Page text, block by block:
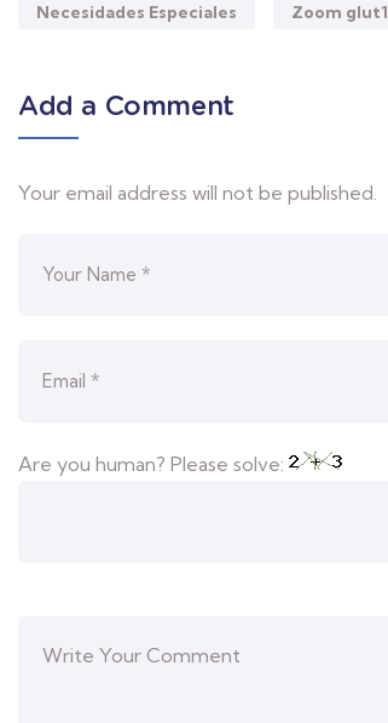
Necesidades Especiales Zoom glut1
Add a Comment
Your email address will not be published.
Are you human? Please solve: